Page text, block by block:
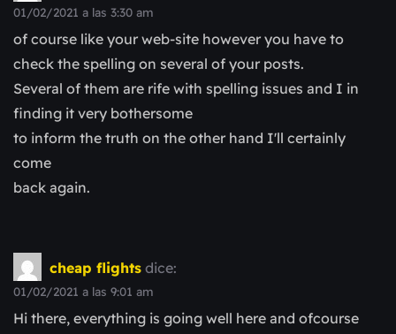
01/02/2021 a las 3:30 am
of course like your web-site however you have to
check the spelling on several of your posts.
Several of them are rife with spelling issues and I in
finding it very bothersome
to inform the truth on the other hand I'll certainly
come
back again.
cheap flights dice:
01/02/2021 a las 9:01 am
Hi there, everything is going well here and ofcourse